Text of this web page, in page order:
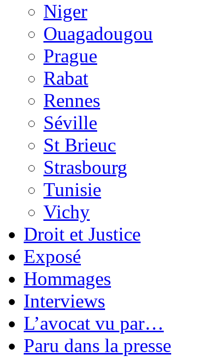
Niger
Ouagadougou
Prague
Rabat
Rennes
Séville
St Brieuc
Strasbourg
Tunisie
Vichy
Droit et Justice
Exposé
Hommages
Interviews
L’avocat vu par…
Paru dans la presse